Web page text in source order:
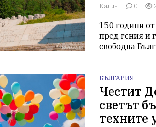
Калин 0
150 години
пред гения и
свободна
БЪЛГАРИЯ
Честит
светът
техните